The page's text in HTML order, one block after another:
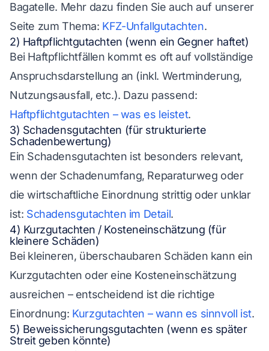
Bagatelle. Mehr dazu finden Sie auch auf unserer
Seite zum Thema: KFZ-Unfallgutachten.
2) Haftpflichtgutachten (wenn ein Gegner haftet)
Bei Haftpflichtfällen kommt es oft auf vollständige
Anspruchsdarstellung an (inkl. Wertminderung,
Nutzungsausfall, etc.). Dazu passend:
Haftpflichtgutachten – was es leistet.
3) Schadensgutachten (für strukturierte
Schadenbewertung)
Ein Schadensgutachten ist besonders relevant,
wenn der Schadenumfang, Reparaturweg oder
die wirtschaftliche Einordnung strittig oder unklar
ist: Schadensgutachten im Detail.
4) Kurzgutachten / Kosteneinschätzung (für
kleinere Schäden)
Bei kleineren, überschaubaren Schäden kann ein
Kurzgutachten oder eine Kosteneinschätzung
ausreichen – entscheidend ist die richtige
Einordnung: Kurzgutachten – wann es sinnvoll ist.
5) Beweissicherungsgutachten (wenn es später
Streit geben könnte)